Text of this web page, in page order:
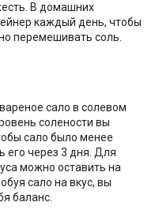
В домашних
каждый день, чтобы
перемешивать соль.
сало в солевом
солености вы
сало было менее
его через 3 дня. Для
можно оставить на
сало на вкус, вы
баланс.